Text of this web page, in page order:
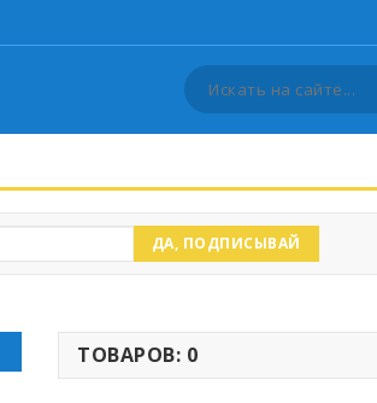
ДА, ПОДПИСЫВАЙ
ТОВАРОВ: 0